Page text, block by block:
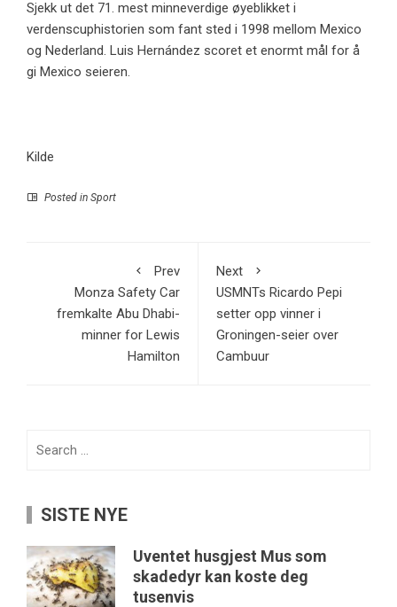
Sjekk ut det 71. mest minneverdige øyeblikket i
verdenscuphistorien som fant sted i 1998 mellom Mexico
og Nederland. Luis Hernández scoret et enormt mål for å
gi Mexico seieren.
Kilde
Posted in Sport
Prev
Monza Safety Car
fremkalte Abu Dhabi-
minner for Lewis
Hamilton
Next
USMNTs Ricardo Pepi
setter opp vinner i
Groningen-seier over
Cambuur
SISTE NYE
Uventet husgjest Mus som
skadedyr kan koste deg
tusenvis